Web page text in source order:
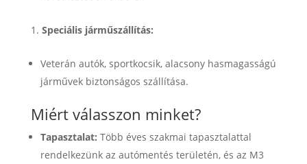
Speciális járműszállítás:
Veterán autók, sportkocsik, alacsony hasmagasságú
járművek biztonságos szállítása.
Miért válasszon minket?
Tapasztalat: Több éves szakmai tapasztalattal
rendelkezünk az autómentés területén, és az M3